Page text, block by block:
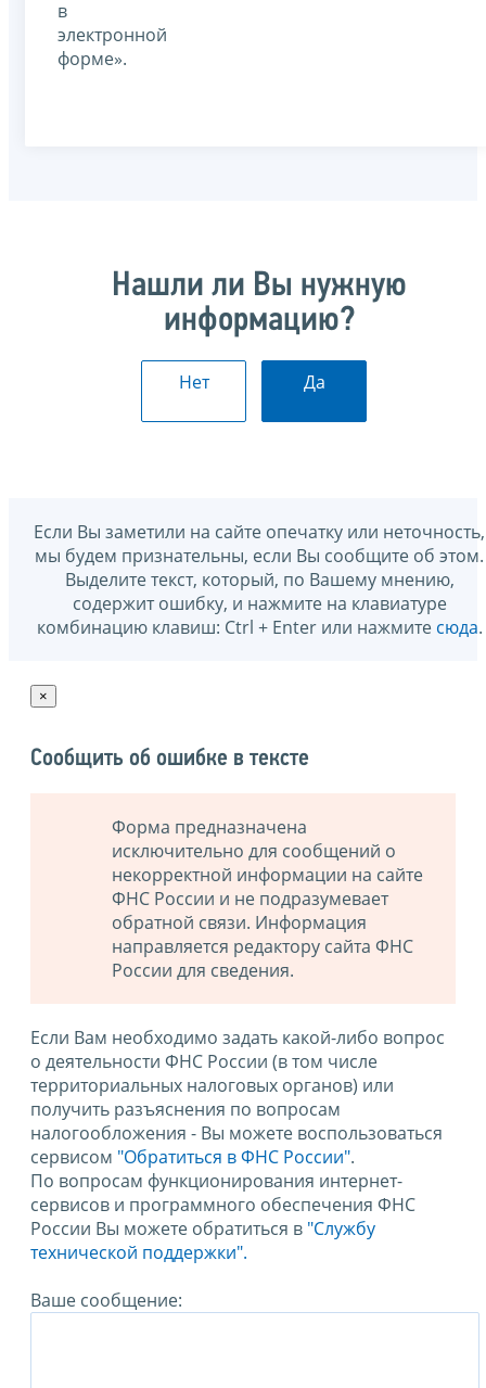
в
электронной
форме».
Нашли ли Вы нужную
информацию?
Нет Да
Если Вы заметили на сайте опечатку или неточность,
мы будем признательны, если Вы сообщите об этом.
Выделите текст, который, по Вашему мнению,
содержит ошибку, и нажмите на клавиатуре
комбинацию клавиш: Ctrl + Enter или нажмите сюда.
×
Сообщить об ошибке в тексте
Форма предназначена
исключительно для сообщений о
некорректной информации на сайте
ФНС России и не подразумевает
обратной связи. Информация
направляется редактору сайта ФНС
России для сведения.
Если Вам необходимо задать какой-либо вопрос
о деятельности ФНС России (в том числе
территориальных налоговых органов) или
получить разъяснения по вопросам
налогообложения - Вы можете воспользоваться
сервисом "Обратиться в ФНС России".
По вопросам функционирования интернет-
сервисов и программного обеспечения ФНС
России Вы можете обратиться в "Службу
технической поддержки".
Ваше сообщение: